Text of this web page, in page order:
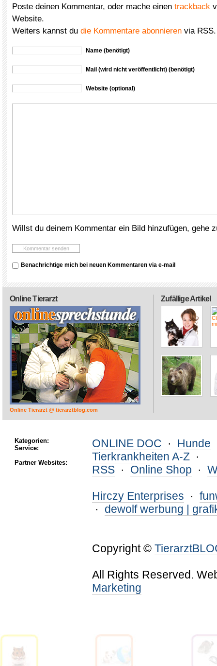
Poste deinen Kommentar, oder mache einen trackback
Website.
Weiters kannst du die Kommentare abonnieren via RSS.
Name (benötigt)
Mail (wird nicht veröffentlicht) (benötigt)
Website (optional)
Willst du deinem Kommentar ein Bild hinzufügen, gehe
Benachrichtige mich bei neuen Kommentaren via e-mail
Zufällige Artikel
Online Tierarzt
Online Tierarzt @ tierarztblog.com
Kategorien:
Service:
Partner Websites:
ONLINE DOC · Hunde
Tierkrankheiten A-Z ·
RSS · Online Shop ·
Hirczy Enterprises ·
· dewolf werbung |
Copyright ©
All Rights Reserved.
Marketing